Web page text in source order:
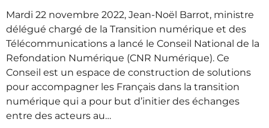
Mardi 22 novembre 2022, Jean-Noël Barrot, ministre
délégué chargé de la Transition numérique et des
Télécommunications a lancé le Conseil National de la
Refondation Numérique (CNR Numérique). Ce
Conseil est un espace de construction de solutions
pour accompagner les Français dans la transition
numérique qui a pour but d’initier des échanges
entre des acteurs au…